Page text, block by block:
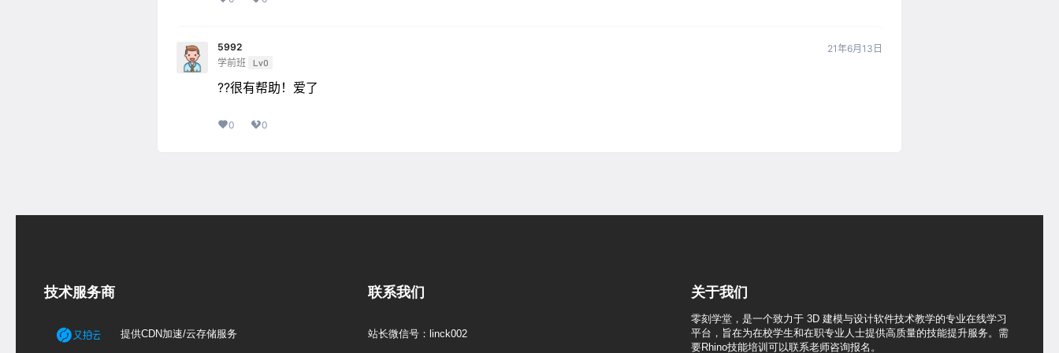
5992
学前班 Lv0
21年6月13日
??很有帮助！爱了
0 0
技术服务商
提供CDN加速/云存储服务
联系我们
站长微信号：linck002
关于我们
零刻学堂，是一个致力于 3D 建模与设计软件技术教学的专业在线学习
平台，旨在为在校学生和在职专业人士提供高质量的技能提升服务。需
要Rhino技能培训可以联系老师咨询报名。